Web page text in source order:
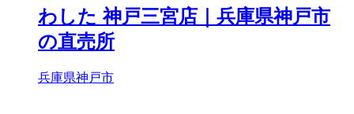
わした 神戸三宮店｜兵庫県神戸市
の直売所
兵庫県神戸市